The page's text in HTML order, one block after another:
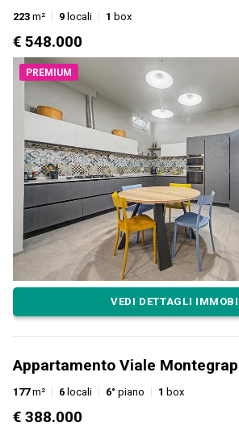
223 m² 9 locali 1 box
€ 548.000
PREMIUM
VEDI DETTAGLI
Appartamento Viale
177m² 6 locali 6° piano 1 box
€ 388.000